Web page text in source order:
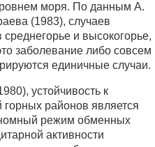
моря. По данным А.
(1983), случаев
и высокогорье,
заболевание либо совсем
единичные случаи.
устойчивость к
горных районов является
режим обменных
активности